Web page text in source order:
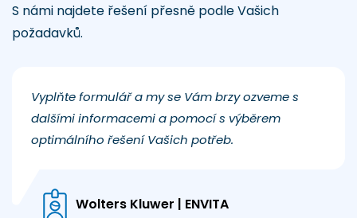
S námi najdete řešení přesně podle Vašich
požadavků.
Vyplňte formulář a my se Vám brzy ozveme s
dalšími informacemi a pomocí s výběrem
optimálního řešení Vašich potřeb.
Wolters Kluwer | ENVITA